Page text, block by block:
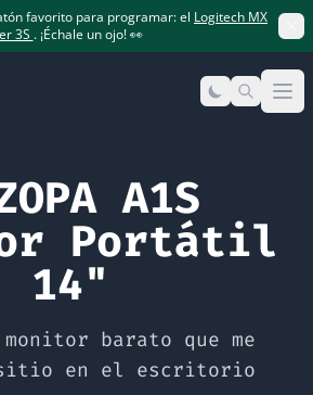
favorito para programar: el Logitech MX
3S . ¡Échale un ojo! 👀
A1S
Portátil
14"
barato que me
en el escritorio